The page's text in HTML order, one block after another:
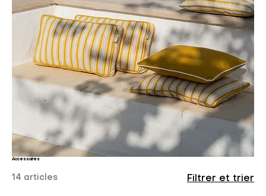
Accessoires
14 articles Filtrer et trier